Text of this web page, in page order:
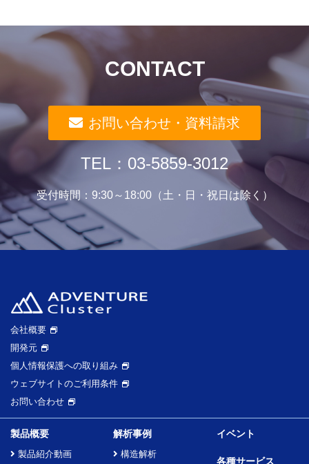
CONTACT
お問い合わせ・資料請求
TEL：03-5859-3012
受付時間：9:30～18:00（土・日・祝日は除く）
会社概要
開発元
個人情報保護への取り組み
ウェブサイトのご利用条件
お問い合わせ
製品概要
製品紹介動画
解析事例
構造解析
イベント
各種サービス